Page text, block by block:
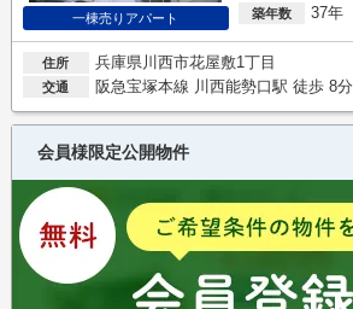
一棟売りアパート 築年数 37年
住所 兵庫県川西市花屋敷1丁目
交通 阪急宝塚本線 川西能勢口駅 徒歩 8分
会員様限定公開物件